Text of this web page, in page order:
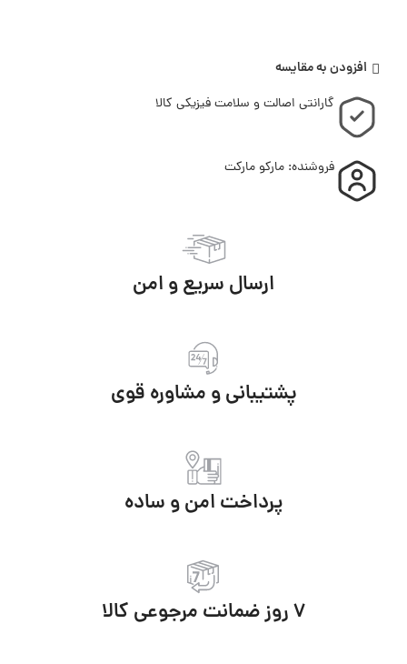
افزودن به مقایسه
گارانتی اصالت و سلامت فیزیکی کالا
فروشنده: مارکو مارکت
ارسال سریع و امن
پشتیبانی و مشاوره قوی
پرداخت امن و ساده
7 روز ضمانت مرجوعی کالا